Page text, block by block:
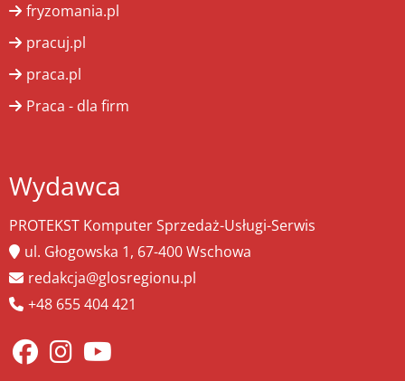
fryzomania.pl
pracuj.pl
praca.pl
Praca - dla firm
Wydawca
PROTEKST Komputer Sprzedaż-Usługi-Serwis
ul. Głogowska 1, 67-400 Wschowa
redakcja@glosregionu.pl
+48 655 404 421